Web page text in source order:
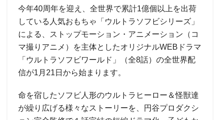
今年40周年を迎え、全世界で累計1億個以上を出荷
している人気おもちゃ「ウルトラソフビシリーズ」
による、ストップモーション・アニメーション（コ
マ撮りアニメ）を主体としたオリジナルWEBドラマ
「ウルトラソフビワールド」（全8話）の全世界配
信が1月21日から始まります。
命を宿したソフビ人形のウルトラヒーロー＆怪獣達
が繰り広げる様々なストーリーを、円谷プロダクシ